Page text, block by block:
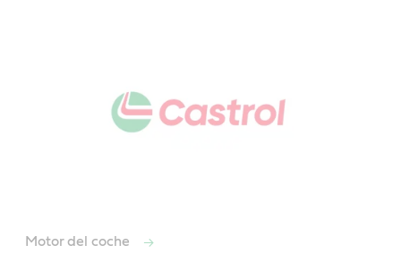
Motor del coche